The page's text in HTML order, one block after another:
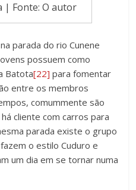
| Fonte: O autor
parada do rio Cunene
possuem como
Batota[22] para fomentar
entre os membros
comummente são
cliente com carros para
parada existe o grupo
o estilo Cuduro e
um dia em se tornar numa